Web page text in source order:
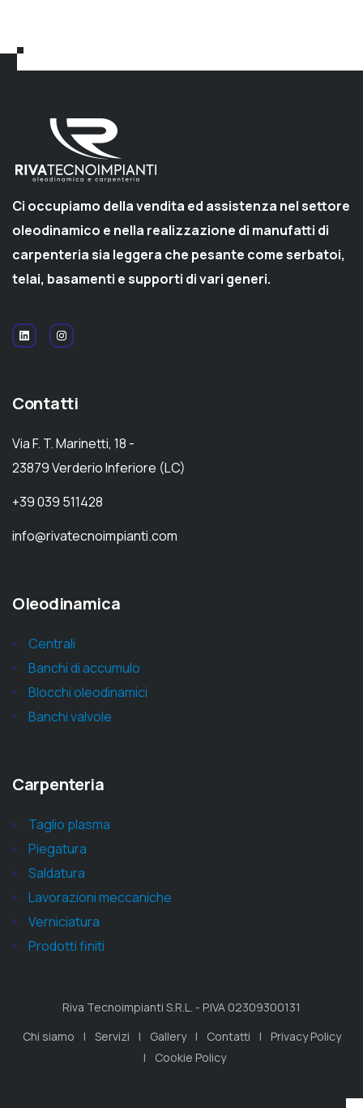
Ci occupiamo della vendita ed assistenza nel settore
oleodinamico e nella realizzazione di manufatti di
carpenteria sia leggera che pesante come serbatoi,
telai, basamenti e supporti di vari generi.
Contatti
Via F. T. Marinetti, 18 -
23879 Verderio Inferiore (LC)
+39 039 511428
info@rivatecnoimpianti.com
Oleodinamica
Centrali
Banchi di accumulo
Blocchi oleodinamici
Banchi valvole
Carpenteria
Taglio plasma
Piegatura
Saldatura
Lavorazioni meccaniche
Verniciatura
Prodotti finiti
Riva Tecnoimpianti S.R.L. - P.IVA 02309300131
Chi siamo
Servizi Gallery Contatti
Privacy Policy
Cookie Policy